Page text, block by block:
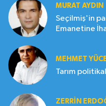
MURAT AYDIN
Seçilmiş'in
Emanetine
MEHMET
Tarım
ZERRIN